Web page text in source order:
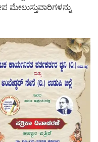
ಮೇಲುಸ್ತುವಾರಿಗಳನ್ನು